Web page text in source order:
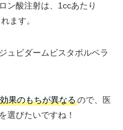
ン酸注射は、1ccあたり
ます。
ュビダームビスタボルベラ
果のもちが異なるので、医
選びたいですね！